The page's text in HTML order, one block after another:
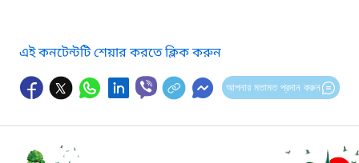
এই কনটেন্টটি শেয়ার করতে ক্লিক করুন
আপনার মতামত প্রদান করুন